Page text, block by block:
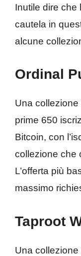
Inutile dire che
cautela in
alcune
Ordinal
Una collezione
prime 650
Bitcoin, con
collezione che
L’offerta più
massimo
Taproot
Una collezione